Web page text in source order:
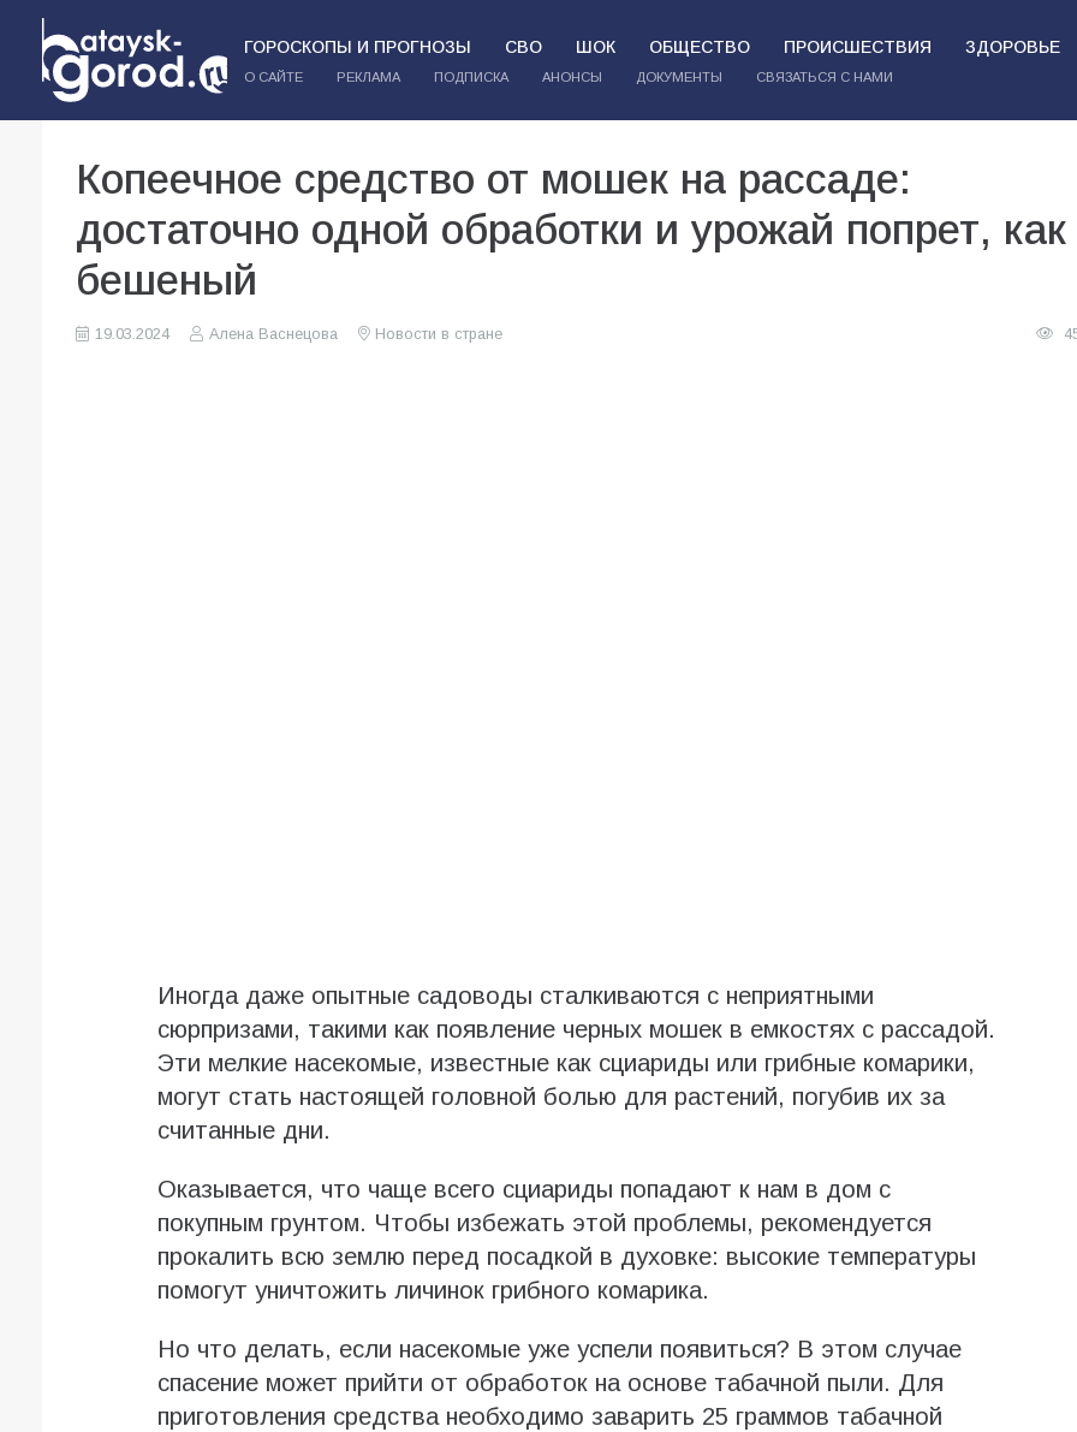
ГОРОСКОПЫ И ПРОГНОЗЫ СВО ШОК ОБЩЕСТВО ПРОИСШЕСТВИЯ ЗДОРОВЬЕ
О САЙТЕ РЕКЛАМА ПОДПИСКА АНОНСЫ ДОКУМЕНТЫ СВЯЗАТЬСЯ С НАМИ
Копеечное средство от мошек на рассаде:
достаточно одной обработки и урожай попрет, как
бешеный
19.03.2024 Алена Васнецова Новости в стране
Иногда даже опытные садоводы сталкиваются с неприятными
сюрпризами, такими как появление черных мошек в емкостях с рассадой.
Эти мелкие насекомые, известные как сциариды или грибные комарики,
могут стать настоящей головной болью для растений, погубив их за
считанные дни.
Оказывается, что чаще всего сциариды попадают к нам в дом с
покупным грунтом. Чтобы избежать этой проблемы, рекомендуется
прокалить всю землю перед посадкой в духовке: высокие температуры
помогут уничтожить личинок грибного комарика.
Но что делать, если насекомые уже успели появиться? В этом случае
спасение может прийти от обработок на основе табачной пыли. Для
приготовления средства необходимо заварить 25 граммов табачной